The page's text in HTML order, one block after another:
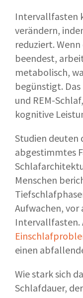
Intervallfasten
verändern,
reduziert.
beendest,
metabolisch,
begünstigt.
und REM-
kognitive
Studien deuten
abgestimmtes
Menschen
Aufwachen,
Intervallfasten.
einen
Wie stark sich
Schlafdauer,